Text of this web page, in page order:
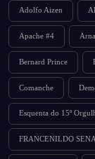
Adolfo Aizen
Apache #4
Bernard Prince
Comanche
Esquenta do 15º
FRANCENILDO SENA